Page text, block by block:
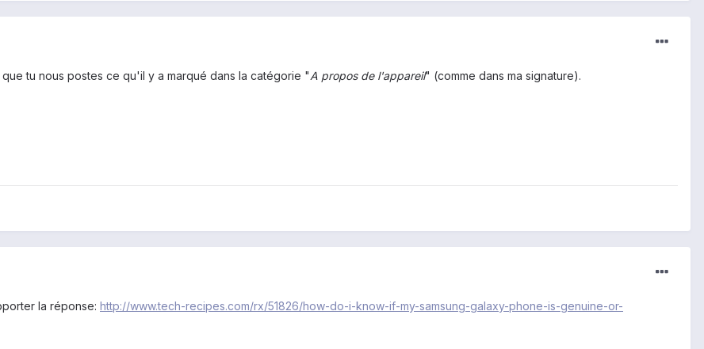
tu nous postes ce qu'il y a marqué dans la catégorie "A propos de l'appareil" (comme dans ma signature).
la réponse: http://www.tech-recipes.com/rx/51826/how-do-i-know-if-my-samsung-galaxy-phone-is-genuine-or-